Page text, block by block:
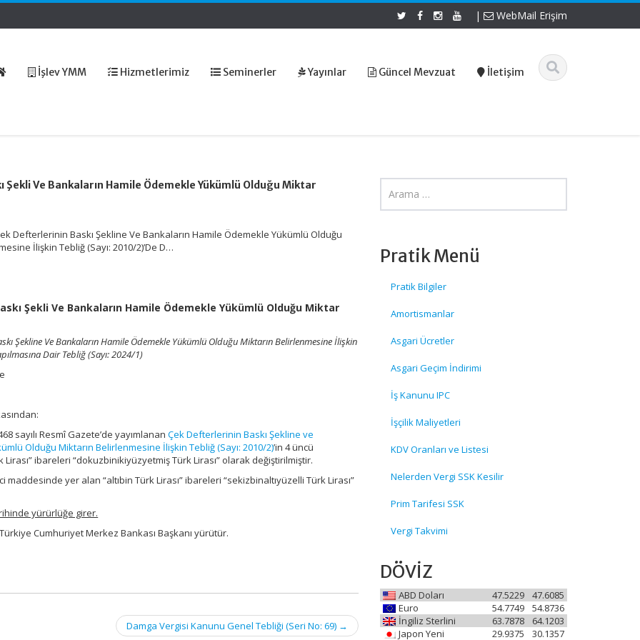
| WebMail Erişim
İşlev YMM Hizmetlerimiz Seminerler Yayınlar Güncel Mevzuat İletişim
Ve Bankaların Hamile Ödemekle Yükümlü Olduğu Miktar
Defterlerinin Baskı Şekline Ve Bankaların Hamile Ödemekle Yükümlü Olduğu
İlişkin Tebliğ (Sayı: 2010/2)’De D…
Şekli Ve Bankaların Hamile Ödemekle Yükümlü Olduğu Miktar
Şekline Ve Bankaların Hamile Ödemekle Yükümlü Olduğu Miktarın Belirlenmesine İlişkin
Dair Tebliğ (Sayı: 2024/1)
sayılı Resmî Gazete’de yayımlananÇek Defterlerinin Baskı Şekline ve
Olduğu Miktarın Belirlenmesine İlişkin Tebliğ (Sayı: 2010/2)’in 4 üncü
ibareleri “dokuzbinikiyüzyetmiş Türk Lirası” olarak değiştirilmiştir.
maddesinde yer alan “altıbin Türk Lirası” ibareleri “sekizbinaltıyüzelli Türk Lirası”
yürürlüğe girer.
Cumhuriyet Merkez Bankası Başkanı yürütür.
Damga Vergisi Kanunu Genel Tebliği (Seri No: 69) →
Pratik Menü
Pratik Bilgiler
Amortismanlar
Asgari Ücretler
Asgari Geçim İndirimi
İş Kanunu IPC
İşçilik Maliyetleri
KDV Oranları ve Listesi
Nelerden Vergi SSK Kesilir
Prim Tarifesi SSK
Vergi Takvimi
DÖVİZ
ABD Doları 47.6085
47.5229
Euro
54.8736
54.7749
İngiliz Sterlini
64.1203
63.7878
Japon Yeni
30.1357
29.9375